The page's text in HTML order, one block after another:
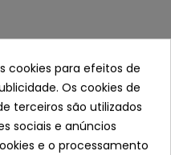
cookies para efeitos de
Os cookies de
terceiros são utilizados
sociais e anúncios
e o processamento